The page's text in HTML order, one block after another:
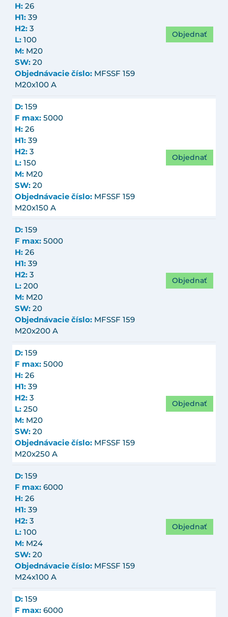
H: 26
H1: 39
H2: 3
L: 100
M: M20
SW: 20
Objednávacie číslo: MFSSF 159
M20x100 A
Objednať
D: 159
F max: 5000
H: 26
H1: 39
H2: 3
L: 150
M: M20
SW: 20
Objednávacie číslo: MFSSF 159
M20x150 A
Objednať
D: 159
F max: 5000
H: 26
H1: 39
H2: 3
L: 200
M: M20
SW: 20
Objednávacie číslo: MFSSF 159
M20x200 A
Objednať
D: 159
F max: 5000
H: 26
H1: 39
H2: 3
L: 250
M: M20
SW: 20
Objednávacie číslo: MFSSF 159
M20x250 A
Objednať
D: 159
F max: 6000
H: 26
H1: 39
H2: 3
L: 100
M: M24
SW: 20
Objednávacie číslo: MFSSF 159
M24x100 A
Objednať
D: 159
F max: 6000